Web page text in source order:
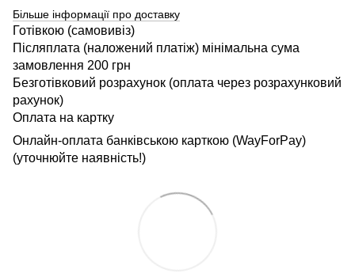
Більше інформації про доставку
Готівкою (самовивіз)
Післяплата (наложений платіж) мінімальна сума
замовлення 200 грн
Безготівковий розрахунок (оплата через розрахунковий
рахунок)
Оплата на картку
Онлайн-оплата банківською карткою (WayForPay)
(уточнюйте наявність!)